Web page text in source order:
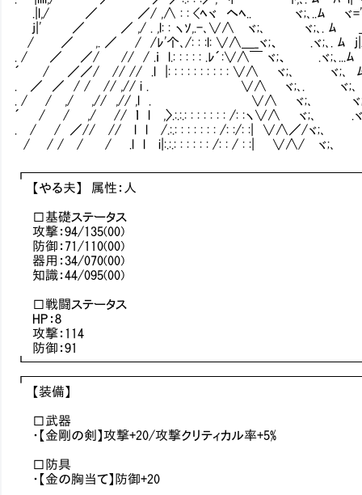
.|l,/ ／ ／/ ,∧ : : <ﾍヾ ヘﾍ.. ヾ;､..ﾑ ヾ
j|' ／ ／ ,/ . ,l: : ヽｿ,.-､∨∧ ヾ;､ ヾ;､. ﾑ _丿
/ ／ ,. ／ / /ﾚ'个､/: : :l: ∨∧＿_ヾ;、 .ヾ;､. ﾑ j|ノ
. / ／ ／/ // / .ｉ l.: : : : : .ﾚ´:∨∧￣ ヾ;、 .ヾ;､...ﾑ
´ / ／／/ // // .l |: : : : : : : : : : ∨∧ ヾ;､ ヾ;､
. ／ ／ / / // ,// i . ∨∧ ヾ;､. ヾ;､ ﾑ
. / / ,/ ,// ,// ,l . ∨∧ ヾ;､ ヾ;､ ﾑ
´ / / ,/ // ｌ l ,〉.:.:.: : : : : : : /: :ヽ∨∧ ヾ;､ .ヾ;､ :::ﾑ
. / / ／// // l l /.:.: : : : : : : /: :/: :| ∨∧／/ヾ;､ ヾ;､
/ / / / / .l l i|:.:.: : : : : : /: : / : :| ∨∧/ ヾ;､ ヾ;
【やる夫】 属性：人
□基礎ステータス
攻撃：94/135(00)
防御：71/110(00)
器用：34/070(00)
知識：44/095(00)
□戦闘ステータス
HP：8
攻撃：114
防御：91
【装備】
□武器
・【金剛の剣】攻撃+20/攻撃クリティカル率+5%
□防具
・【金の胸当て】防御+20